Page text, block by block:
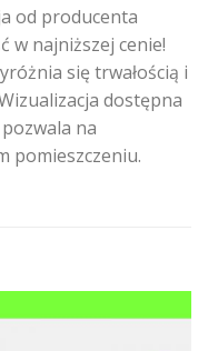
od producenta
w najniższej cenie!
się trwałością i
dostępna
pozwala na
pomieszczeniu.